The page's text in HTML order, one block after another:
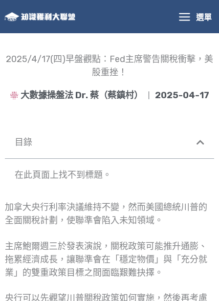
至
主
內
選單
2025/4/17(四)早盤觀點：Fed主席警告關稅衝擊，美
股重挫！
大數據操盤法 Dr. 蔡（蔡鎮村） 2025-04-17
目錄
在此頁面上找不到標題。
加拿大央行利率決議維持不變，然而美國總統川普的
全面關稅計劃，使聯準會陷入未知領域。
主席鮑爾週三於發表演說，關稅政策可能推升通膨、
拖累經濟成長，讓聯準會在「穩定物價」與「充分就
業」的雙重政策目標之間面臨艱難抉擇。
央行可以先觀望川普關稅政策如何實施，然後再考慮